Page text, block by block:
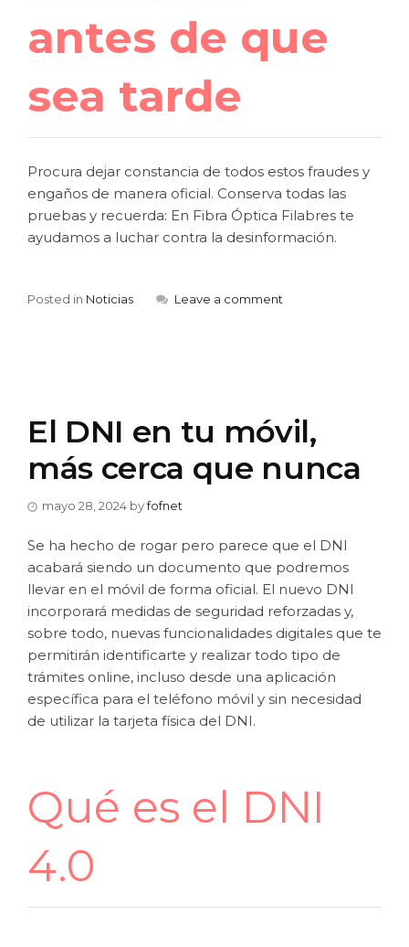
antes de que
sea tarde
Procura dejar constancia de todos estos fraudes y
engaños de manera oficial. Conserva todas las
pruebas y recuerda: En Fibra Óptica Filabres te
ayudamos a luchar contra la desinformación.
Posted in Noticias Leave a comment
El DNI en tu móvil,
más cerca que nunca
mayo 28, 2024 byfofnet
Se ha hecho de rogar pero parece que el DNI
acabará siendo un documento que podremos
llevar en el móvil de forma oficial. El nuevo DNI
incorporará medidas de seguridad reforzadas y,
sobre todo, nuevas funcionalidades digitales que te
permitirán identificarte y realizar todo tipo de
trámites online, incluso desde una aplicación
específica para el teléfono móvil y sin necesidad
de utilizar la tarjeta física del DNI.
Qué es el DNI
4.0